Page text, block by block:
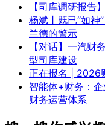
【司库调研报告
杨斌丨既已“如
兰德的警示
【对话】一汽财
型司库建设
正在报名 | 2026
智能体+财务：
财务运营体系